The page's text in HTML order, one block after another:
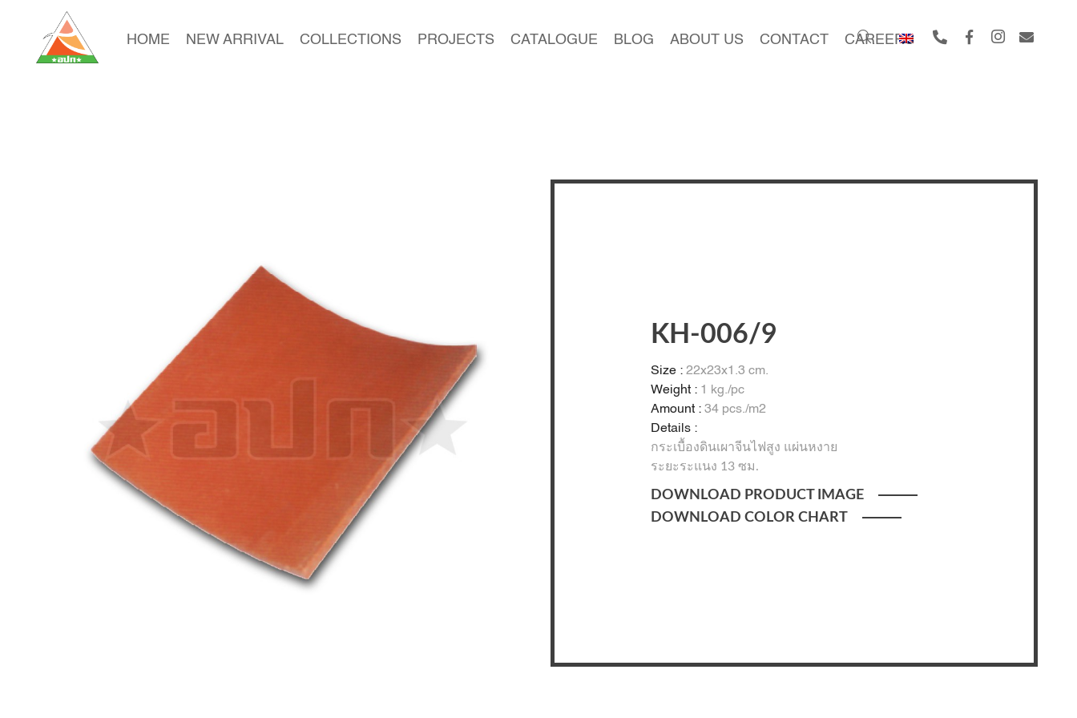
HOME NEW ARRIVAL COLLECTIONS PROJECTS CATALOGUE BLOG ABOUT US CONTACT CAREERS
KH-006/9
Size :22x23x1.3 cm.
Weight :1 kg./pc
Amount :34 pcs./m2
Details :
กระเบื้องดินเผาจีนไฟสูง แผ่นหงาย
ระยะระแนง 13 ซม.
DOWNLOAD PRODUCT IMAGE
DOWNLOAD COLOR CHART